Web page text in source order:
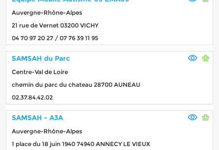
Auvergne-Rhône-Alpes
21 rue de Vernet 03200 VICHY
04 70 97 20 27 / 07 76 39 11 95
SAMSAH du Parc
Centre-Val de Loire
chemin du parc du chateau 28700 AUNEAU
02.37.84.42.02
SAMSAH - A3A
Auvergne-Rhône-Alpes
1 place du 18 juin 1940 74940 ANNECY LE VIEUX